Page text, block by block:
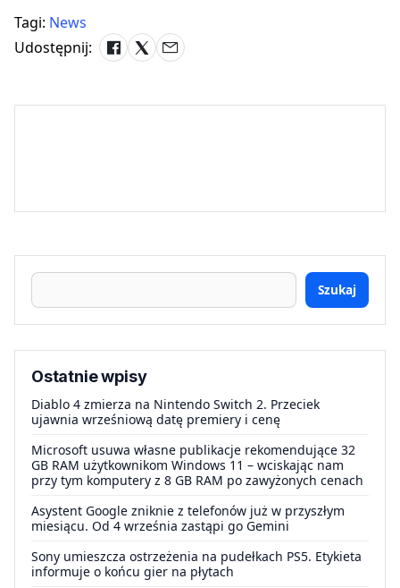
Tagi: News
Udostępnij:
Szukaj
Ostatnie wpisy
Diablo 4 zmierza na Nintendo Switch 2. Przeciek
ujawnia wrześniową datę premiery i cenę
Microsoft usuwa własne publikacje rekomendujące 32
GB RAM użytkownikom Windows 11 – wciskając nam
przy tym komputery z 8 GB RAM po zawyżonych cenach
Asystent Google zniknie z telefonów już w przyszłym
miesiącu. Od 4 września zastąpi go Gemini
Sony umieszcza ostrzeżenia na pudełkach PS5. Etykieta
informuje o końcu gier na płytach